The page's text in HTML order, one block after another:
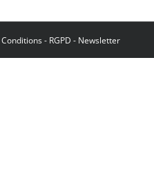
Conditions- RGPD - Newsletter